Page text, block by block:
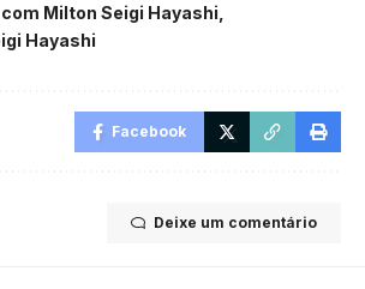
Milton Seigi Hayashi
Hayashi
Facebook
Deixe um comentário